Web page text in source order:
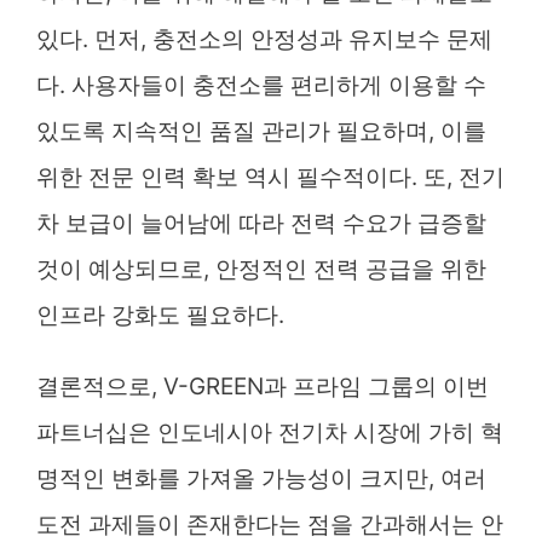
있다. 먼저, 충전소의 안정성과 유지보수 문제
다. 사용자들이 충전소를 편리하게 이용할 수
있도록 지속적인 품질 관리가 필요하며, 이를
위한 전문 인력 확보 역시 필수적이다. 또, 전기
차 보급이 늘어남에 따라 전력 수요가 급증할
것이 예상되므로, 안정적인 전력 공급을 위한
인프라 강화도 필요하다.
결론적으로, V-GREEN과 프라임 그룹의 이번
파트너십은 인도네시아 전기차 시장에 가히 혁
명적인 변화를 가져올 가능성이 크지만, 여러
도전 과제들이 존재한다는 점을 간과해서는 안